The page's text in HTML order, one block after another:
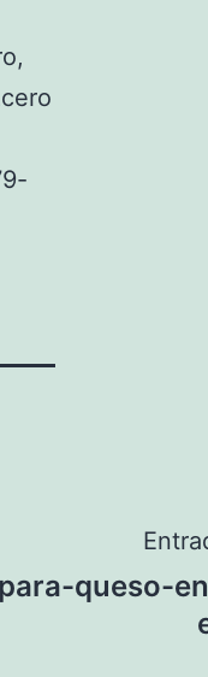
queso-